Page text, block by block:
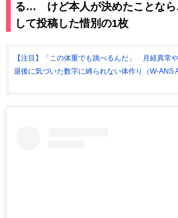
る… けど本人が決めたことな
して投稿した惜別の1枚
【注目】「この体重でも跳べるんだ」 月経異常
退後に気づいた数字に縛られない体作り（W-ANS